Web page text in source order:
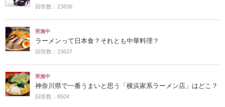
回答数：23836
実施中
ラーメンって日本食？それとも中華料理？
回答数：19637
実施中
神奈川県で一番うまいと思う「横浜家系ラーメン店」はどこ？
回答数：8504